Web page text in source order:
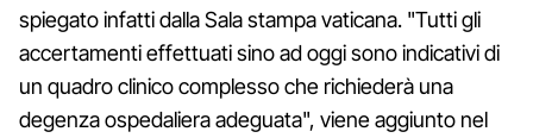
spiegato infatti dalla Sala stampa vaticana. "Tutti gli
accertamenti effettuati sino ad oggi sono indicativi di
un quadro clinico complesso che richiederà una
degenza ospedaliera adeguata", viene aggiunto nel